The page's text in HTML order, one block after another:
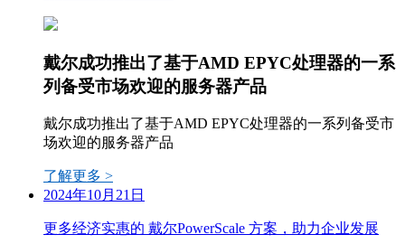
戴尔成功推出了基于AMD EPYC处理器的一系
列备受市场欢迎的服务器产品
戴尔成功推出了基于AMD EPYC处理器的一系列备受市
场欢迎的服务器产品
了解更多 >
2024年10月21日
更多经济实惠的 戴尔PowerScale 方案，助力企业发展